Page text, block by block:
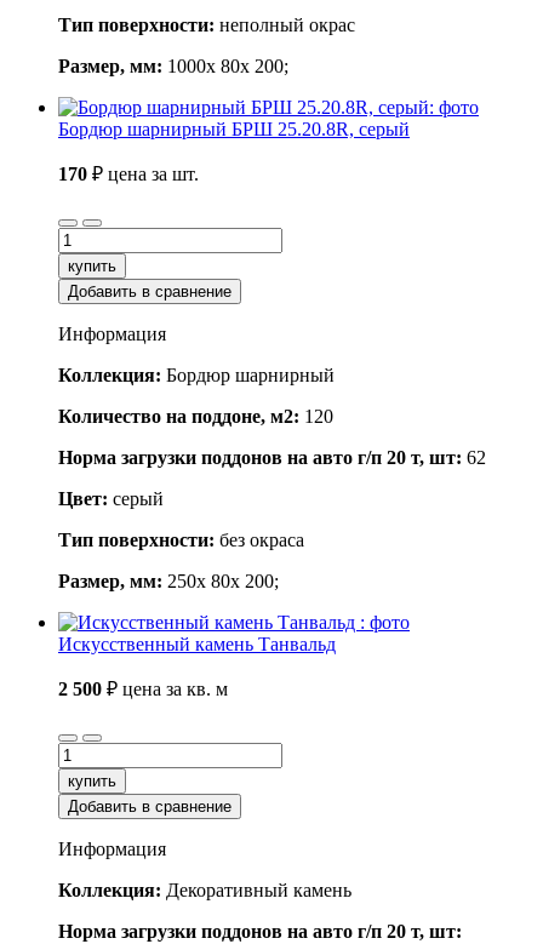
Тип поверхности: неполный окрас
Размер, мм: 1000x 80x 200;
Бордюр шарнирный БРШ 25.20.8R, серый
170 ₽ цена за шт.
купить
Добавить в сравнение
Информация
Коллекция: Бордюр шарнирный
Количество на поддоне, м2: 120
Норма загрузки поддонов на авто г/п 20 т, шт: 62
Цвет: серый
Тип поверхности: без окраса
Размер, мм: 250x 80x 200;
Искусственный камень Танвальд
2 500 ₽ цена за кв. м
купить
Добавить в сравнение
Информация
Коллекция: Декоративный камень
Норма загрузки поддонов на авто г/п 20 т, шт: